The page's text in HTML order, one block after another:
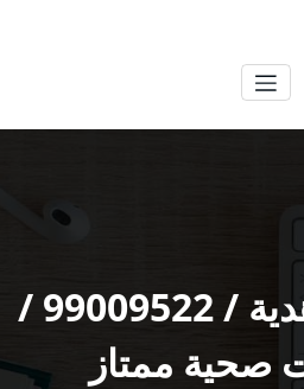
سباك صحي هدية / 99009522 /
صحية ممتاز